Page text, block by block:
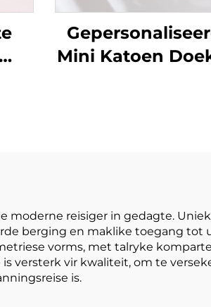
Mini Katoen
Kleurvol vir
reisiger in gedagte.
berging en maklike toegang tot
vorms, met talryke
versterk vir kwaliteit, om te
is.